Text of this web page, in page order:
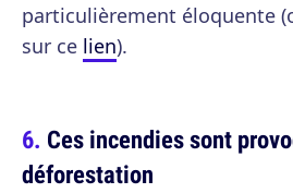
particulièrement éloquente
sur ce lien).
Ces incendies sont
déforestation